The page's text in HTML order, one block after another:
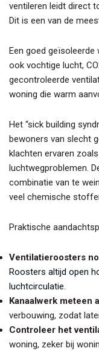
ventileren leidt direct
Dit is een van de
Een goed
ook vochtige lucht,
gecontroleerde
woning die warm
Het “sick building
bewoners van slecht
klachten ervaren
luchtwegproblemen.
combinatie van te
veel chemische
Praktische
Ventilatieroosters
Roosters altijd open
luchtcirculatie.
Kanaalwerk meteen
verbouwing, zodat
Controleer het
woning, zeker bij